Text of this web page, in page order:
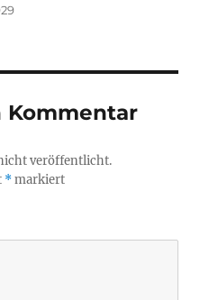
Kommentar
veröffentlicht.
*markiert